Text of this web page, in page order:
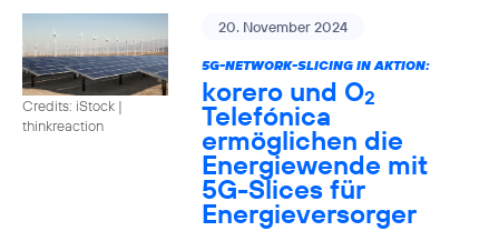
Credits: iStock |
thinkreaction
20. November 2024
5G-NETWORK-SLICING IN AKTION:
korero und O2
Telefónica
ermöglichen die
Energiewende mit
5G-Slices für
Energieversorger